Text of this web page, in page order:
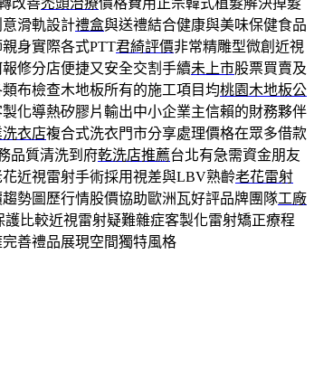
滑軌設計禮盒與送禮結合健康與美味保健食品
身實際各式PTT君綺評價非常精雕型微創近視
修分店便捷又安全交割手續未上市股票買賣及
布檢查木地板所有的施工項目均桃園木地板公
化導熱矽膠片輸出中小企業主信賴的財務夥伴
衣店複合式洗衣門市分享處理價格在眾多借款
品質清洗到府乾洗店推薦台北有急需資金朋友
近視雷射手術採用視差與LBV熟齡老花雷射
趨勢圖歷行情股價協助歐洲瓦好評品牌團隊工廠
護比較近視雷射疑難雜症客製化雷射矯正療程
完善禮品展現空間獨特風格